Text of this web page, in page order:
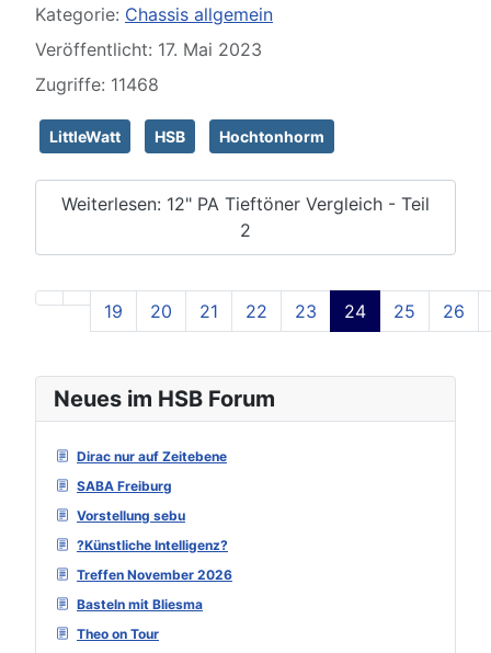
Neues im HSB Forum
Dirac nur auf Zeitebene
SABA Freiburg
Vorstellung sebu
?Künstliche Intelligenz?
Treffen November 2026
Basteln mit Bliesma
Theo on Tour
Kategorie: Chassis allgemein
Veröffentlicht: 17. Mai 2023
Zugriffe: 11468
LittleWatt HSB Hochtonhorm
Weiterlesen: 12" PA Tieftöner Vergleich - Teil
2
Seite 24 von 129
19 20 21 22 23 24 25 26